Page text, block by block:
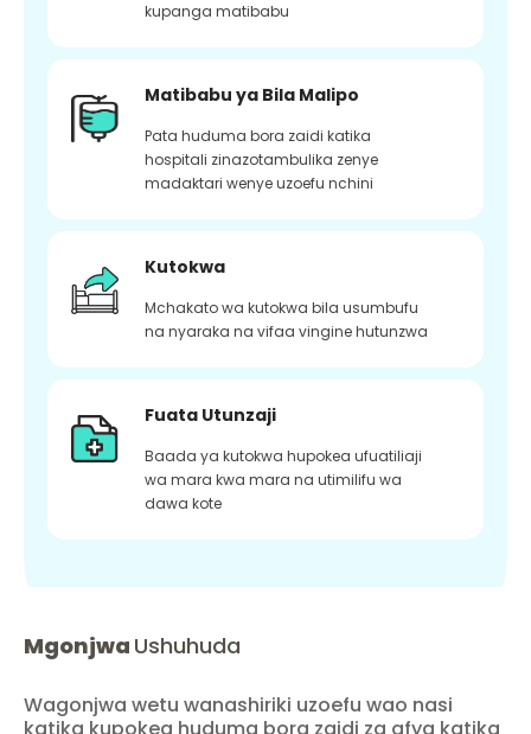
kupanga matibabu
Matibabu ya Bila Malipo
Pata huduma bora zaidi katika
hospitali zinazotambulika zenye
madaktari wenye uzoefu nchini
Kutokwa
Mchakato wa kutokwa bila usumbufu
na nyaraka na vifaa vingine hutunzwa
Fuata Utunzaji
Baada ya kutokwa hupokea ufuatiliaji
wa mara kwa mara na utimilifu wa
dawa kote
Mgonjwa Ushuhuda
Wagonjwa wetu wanashiriki uzoefu wao nasi